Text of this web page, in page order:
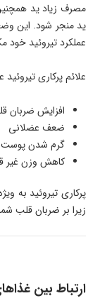
مصرف زیاد ید
ید منجر شود. این
عملکرد تیروئید
علائم پرکاری تیروئید
افزایش ضربان
ضعف عضلانی
گرم شدن پوست
کاهش وزن غیر
پرکاری تیروئید به
زیرا بر ضربان قلب
ارتباط بین